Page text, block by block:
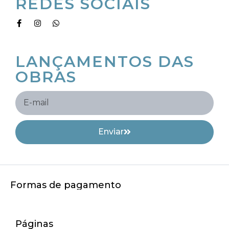
LANÇAMENTOS DAS
OBRAS
Enviar
Formas de pagamento
Páginas